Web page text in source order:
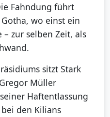
Fahndung führt
wo einst ein
zur selben Zeit, als
sitzt Stark
Müller
Haftentlassung
den Kilians